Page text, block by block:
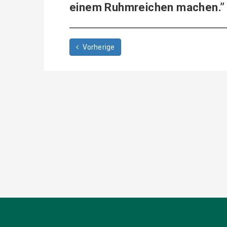
einem Ruhmreichen machen.”
Vorherige